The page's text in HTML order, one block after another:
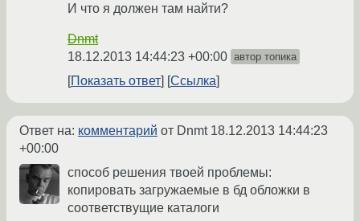
И что я должен там найти?
Dnmt
18.12.2013 14:44:23 +00:00 автор топика
Показать ответ Ссылка
Ответ на: комментарий от Dnmt 18.12.2013 14:44:23
+00:00
способ решения твоей проблемы:
копировать загружаемые в бд обложки в
соответствущие каталоги